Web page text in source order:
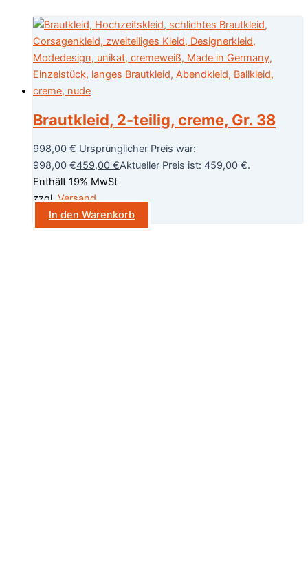
Brautkleid, 2-teilig, creme, Gr. 38
998,00€ Ursprünglicher Preis war:
998,00 €459,00 €Aktueller Preis ist: 459,00 €.
Enthält 19% MwSt
zzgl. Versand
In den Warenkorb